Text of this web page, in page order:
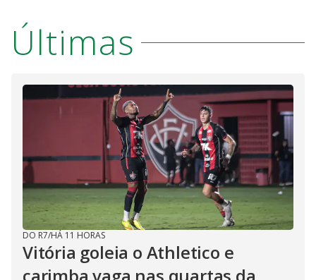
Últimas
DO R7/HÁ 11 HORAS
Vitória goleia o Athletico e